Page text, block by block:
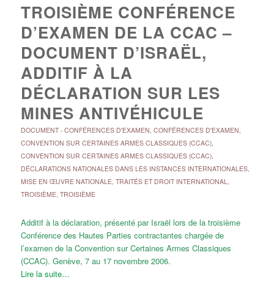
TROISIÈME CONFÉRENCE
D’EXAMEN DE LA CCAC –
DOCUMENT D’ISRAËL,
ADDITIF À LA
DÉCLARATION SUR LES
MINES ANTIVÉHICULE
DOCUMENT- CONFÉRENCES D'EXAMEN, CONFÉRENCES D'EXAMEN,
CONVENTION SUR CERTAINES ARMES CLASSIQUES (CCAC),
CONVENTION SUR CERTAINES ARMES CLASSIQUES (CCAC),
DÉCLARATIONS NATIONALES DANS LES INSTANCES INTERNATIONALES,
MISE EN ŒUVRE NATIONALE, TRAITÉS ET DROIT INTERNATIONAL,
TROISIÈME, TROISIÈME
Additif à la déclaration, présenté par Israël lors de la troisième
Conférence des Hautes Parties contractantes chargée de
l’examen de la Convention sur Certaines Armes Classiques
(CCAC). Genève, 7 au 17 novembre 2006.
Lire la suite…